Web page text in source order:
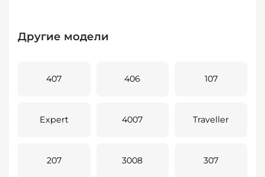
Другие модели
407 406 107
Expert 4007 Traveller
207 3008 307